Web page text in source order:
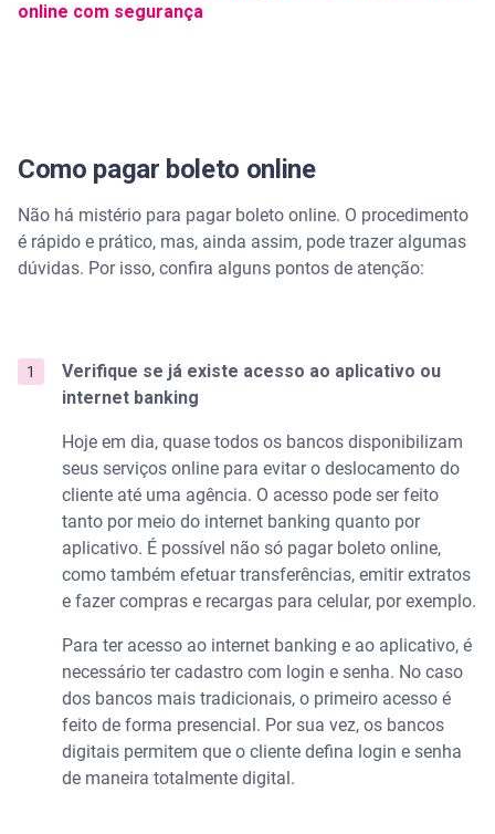
online com segurança
Como pagar boleto online
Não há mistério para pagar boleto online. O procedimento
é rápido e prático, mas, ainda assim, pode trazer algumas
dúvidas. Por isso, confira alguns pontos de atenção:
Verifique se já existe acesso ao aplicativo ou
internet banking
Hoje em dia, quase todos os bancos disponibilizam
seus serviços online para evitar o deslocamento do
cliente até uma agência. O acesso pode ser feito
tanto por meio do internet banking quanto por
aplicativo. É possível não só pagar boleto online,
como também efetuar transferências, emitir extratos
e fazer compras e recargas para celular, por exemplo.
Para ter acesso ao internet banking e ao aplicativo, é
necessário ter cadastro com login e senha. No caso
dos bancos mais tradicionais, o primeiro acesso é
feito de forma presencial. Por sua vez, os bancos
digitais permitem que o cliente defina login e senha
de maneira totalmente digital.